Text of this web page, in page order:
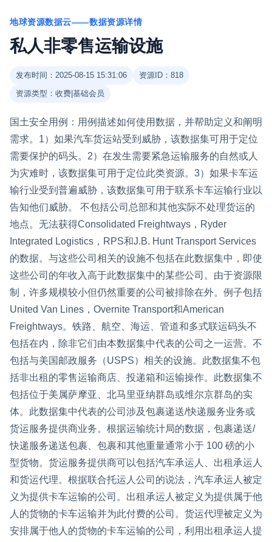
地球资源数据云——数据资源详情
私人非零售运输设施
发布时间：2025-08-15 15:31:06
资源ID：818
资源类型：收费|基础会员
国土安全用例：用例描述如何使用数据，并帮助定义和阐明
需求。1）如果汽车货运站受到威胁，该数据集可用于定位
需要保护的码头。2）在发生需要紧急运输服务的自然或人
为灾难时，该数据集可用于定位此类资源。3）如果卡车运
输行业受到普遍威胁，该数据集可用于联系卡车运输行业以
告知他们威胁。 不包括公司总部和其他实际不处理货运的
地点。无法获得Consolidated Freightways，Ryder
Integrated Logistics，RPS和J.B. Hunt Transport Services
的数据。与这些公司相关的设施不包括在此数据集中，即使
这些公司的年收入高于此数据集中的某些公司。由于资源限
制，许多规模较小但仍然重要的公司被排除在外。例子包括
United Van Lines，Overnite Transport和American
Freightways。铁路、航空、海运、管道和多式联运码头不
包括在内，除非它们由本数据集中代表的公司之一运营。不
包括与美国邮政服务（USPS）相关的设施。此数据集不包
括非出租的零售运输商店、投递箱和运输操作。此数据集不
包括位于美属萨摩亚、北马里亚纳群岛或维尔京群岛的实
体。此数据集中代表的公司涉及包裹递送/快递服务业务或
货运服务提供商业务。根据运输统计局的数据，包裹递送/
快递服务递送包裹、包裹和其他重量通常小于 100 磅的小
型货物。货运服务提供商可以包括汽车承运人、出租承运人
和货运代理。根据联合托运人公司的说法，汽车承运人被定
义为提供卡车运输的公司。出租承运人被定义为提供属于他
人的货物的卡车运输并为此付费的公司。货运代理被定义为
安排属于他人的货物的卡车运输的公司，利用出租承运人提